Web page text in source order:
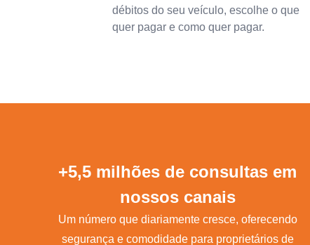
débitos do seu veículo, escolhe o que
quer pagar e como quer pagar.
+5,5 milhões de consultas em
nossos canais
Um número que diariamente cresce, oferecendo
segurança e comodidade para proprietários de